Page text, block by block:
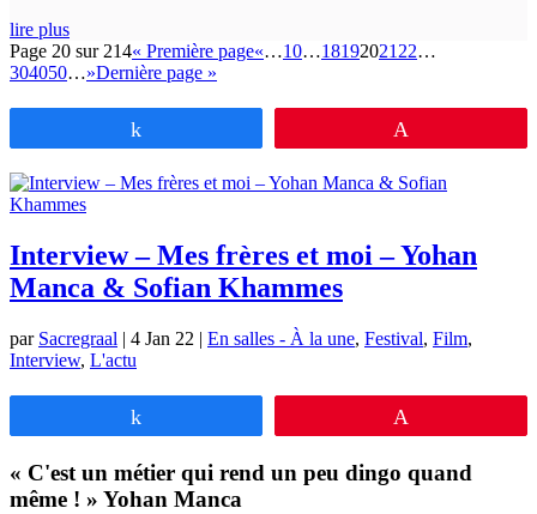
lire plus
Page 20 sur 214« Première page«…10…1819202122…
304050…»Dernière page »
Interview – Mes frères et moi – Yohan
Manca & Sofian Khammes
par Sacregraal | 4 Jan 22 | En salles - À la une, Festival, Film,
Interview, L'actu
« C'est un métier qui rend un peu dingo quand
même ! » Yohan Manca